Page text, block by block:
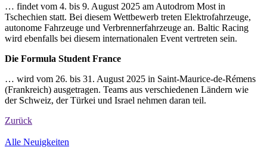
… findet vom 4. bis 9. August 2025 am Autodrom Most in
Tschechien statt. Bei diesem Wettbewerb treten Elektrofahrzeuge,
autonome Fahrzeuge und Verbrennerfahrzeuge an. Baltic Racing
wird ebenfalls bei diesem internationalen Event vertreten sein.
Die Formula Student France
… wird vom 26. bis 31. August 2025 in Saint-Maurice-de-Rémens
(Frankreich) ausgetragen. Teams aus verschiedenen Ländern wie
der Schweiz, der Türkei und Israel nehmen daran teil.
Zurück
Alle Neuigkeiten